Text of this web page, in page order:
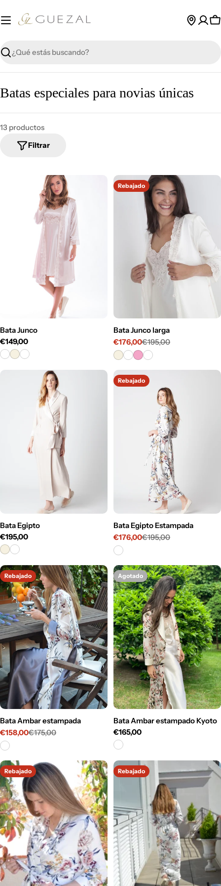
al
Buscar
R
c
Batas especiales para novias únicas
13 productos
Filtrar
Bata Junco
Precio
habitual
€149,00
Rebajado
Bata Junco larga
Precio
de
€176,00
Precio
habitual
€195,00
Bata Egipto
Precio
habitual
€195,00
Rebajado
Bata Egipto Estampada
Precio
de
€176,00
Precio
habitual
€195,00
Rebajado
Bata Ambar estampada
Precio
de
€158,00
Precio
habitual
€175,00
Agotado
Bata Ambar estampado Kyoto
Precio
habitual
€165,00
Rebajado Rebajado